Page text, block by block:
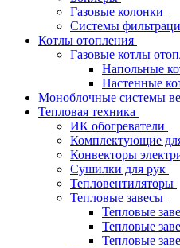
Газовые колонки
Системы
Котлы отопления
Газовые котлы
Напольные
Настенные
Моноблочные системы
Тепловая техника
ИК обогреватели
Комплектующие
Конвекторы
Сушилки для рук
Тепловентиляторы
Тепловые завесы
Тепловые
Тепловые
Тепловые